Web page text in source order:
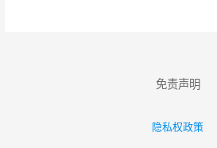
免责声明
隐私权政策